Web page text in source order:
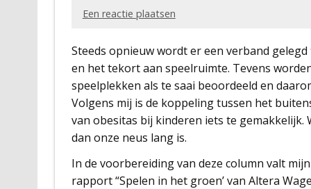
Een reactie plaatsen
Steeds opnieuw wordt er een verband
en het tekort aan speelruimte. Tevens
speelplekken als te saai beoordeeld en
Volgens mij is de koppeling tussen het
van obesitas bij kinderen iets te gemakkelijk.
dan onze neus lang is.
In de voorbereiding van deze column valt
rapport “Spelen in het groen’ van Altera